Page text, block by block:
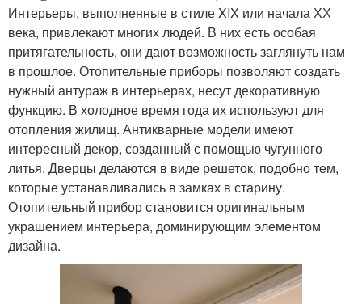
Интерьеры, выполненные в стиле XIX или начала ХХ
века, привлекают многих людей. В них есть особая
притягательность, они дают возможность заглянуть нам
в прошлое. Отопительные приборы позволяют создать
нужный антураж в интерьерах, несут декоративную
функцию. В холодное время года их используют для
отопления жилищ. Антикварные модели имеют
интересный декор, созданный с помощью чугунного
литья. Дверцы делаются в виде решеток, подобно тем,
которые устанавливались в замках в старину.
Отопительный прибор становится оригинальным
украшением интерьера, доминирующим элементом
дизайна.